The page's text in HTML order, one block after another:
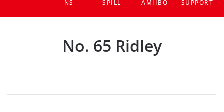
NS
SPILL AMIIBO SUPPORT
No. 65 Ridley